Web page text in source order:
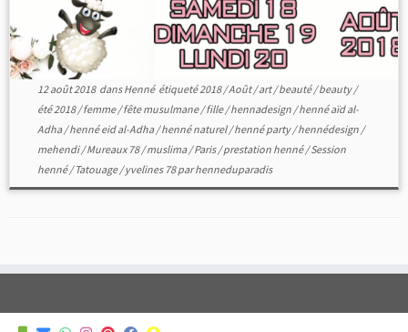
12 août 2018dansHenné étiqueté2018/Août/art/beauté/beauty/
été 2018/femme/fête musulmane/fille/hennadesign /henné aïd al-
Adha/henné eid al-Adha/henné naturel/henné party/hennédesign /
mehendi/Mureaux 78/muslima/Paris/prestation henné/Session
henné/Tatouage/yvelines 78parhenneduparadis